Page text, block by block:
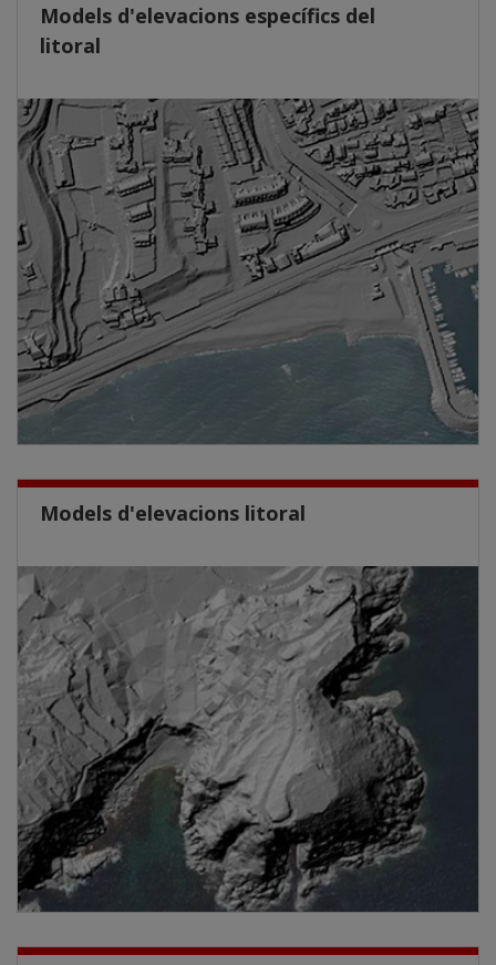
Models d'elevacions específics del
litoral
Models d'elevacions litoral